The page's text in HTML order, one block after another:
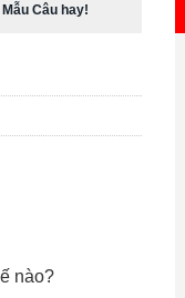
Câu hay!
nào?